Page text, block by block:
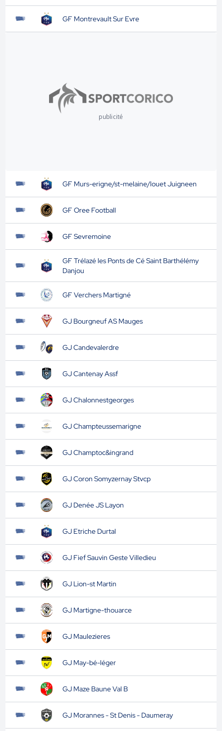
GF Montrevault Sur Evre
publicité
GF Murs-erigne/st-melaine/louet Juigneen
GF Oree Football
GF Sevremoine
GF Trélazé les Ponts de Cé Saint Barthélémy
Danjou
GF Verchers Martigné
GJ Bourgneuf AS Mauges
GJ Candevalerdre
GJ Cantenay Assf
GJ Chalonnestgeorges
GJ Champteussemarigne
GJ Champtoc&ingrand
GJ Coron Somyzernay Stvcp
GJ Denée JS Layon
GJ Etriche Durtal
GJ Fief Sauvin Geste Villedieu
GJ Lion-st Martin
GJ Martigne-thouarce
GJ Maulezieres
GJ May-bé-léger
GJ Maze Baune Val B
GJ Morannes - St Denis - Daumeray